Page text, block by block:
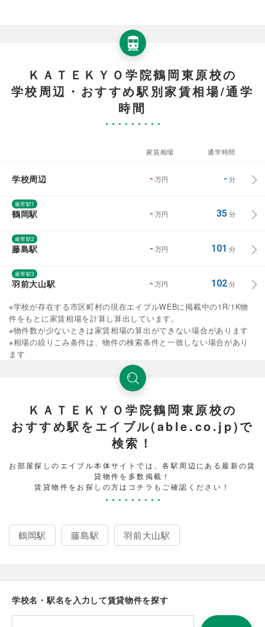
ＫＡＴＥＫＹＯ学院鶴岡東原校の
学校周辺・おすすめ駅別家賃相場/通学
時間
家賃相場 通学時間
学校周辺 - 万円 - 分
最寄駅1
鶴岡駅 - 万円 35分
最寄駅2
藤島駅 - 万円 101 分
最寄駅3
羽前大山駅 - 万円 102分
※学校が存在する市区町村の現在エイブルWEBに掲載中の1R/1K物
件をもとに家賃相場を計算し算出しています。
※物件数が少ないときは家賃相場の算出ができない場合があります
※相場の絞りこみ条件は、物件の検索条件と一致しない場合があり
ます
ＫＡＴＥＫＹＯ学院鶴岡東原校の
おすすめ駅をエイブル(able.co.jp)で
検索！
お部屋探しのエイブル本体サイトでは、各駅周辺にある最新の賃
貸物件を多数掲載！
賃貸物件をお探しの方はコチラもご確認ください！
鶴岡駅 藤島駅 羽前大山駅
学校名・駅名を入力して賃貸物件を探す